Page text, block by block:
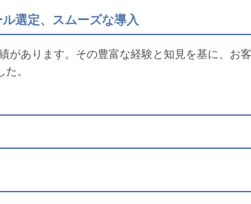
選定、スムーズな導入
があります。その豊富な経験と知見を基に、お
。